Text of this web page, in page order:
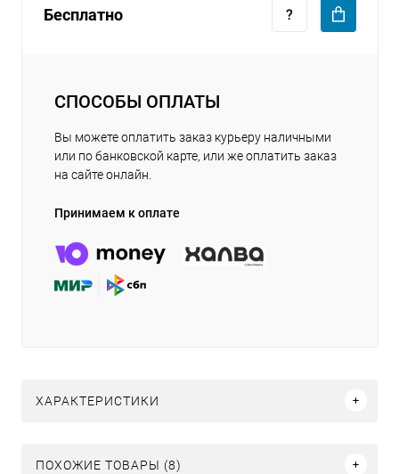
Бесплатно
СПОСОБЫ ОПЛАТЫ
Вы можете оплатить заказ курьеру наличными
или по банковской карте, или же оплатить заказ
на сайте онлайн.
Принимаем к оплате
ХАРАКТЕРИСТИКИ
ПОХОЖИЕ ТОВАРЫ (8)